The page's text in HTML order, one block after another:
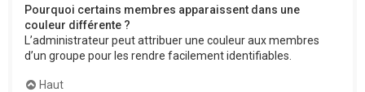
Pourquoi certains membres apparaissent dans une
couleur différente ?
L’administrateur peut attribuer une couleur aux membres
d’un groupe pour les rendre facilement identifiables.
Haut